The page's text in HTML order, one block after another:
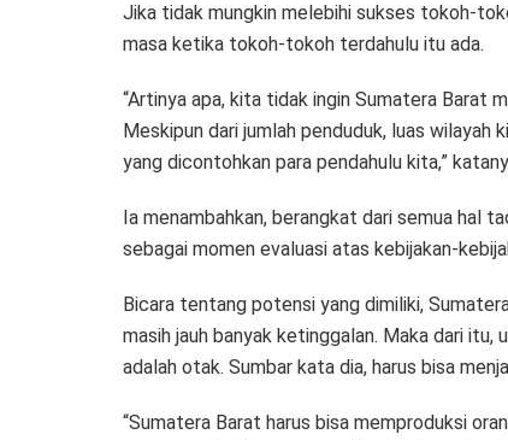
Jika tidak mungkin melebihi sukses tokoh-
masa ketika tokoh-tokoh terdahulu itu ada.
“Artinya apa, kita tidak ingin Sumatera Barat
Meskipun dari jumlah penduduk, luas wilayah
yang dicontohkan para pendahulu kita,”
Ia menambahkan, berangkat dari semua hal
sebagai momen evaluasi atas kebijakan-
Bicara tentang potensi yang dimiliki,
masih jauh banyak ketinggalan. Maka dari itu,
adalah otak. Sumbar kata dia, harus bisa
“Sumatera Barat harus bisa memproduksi